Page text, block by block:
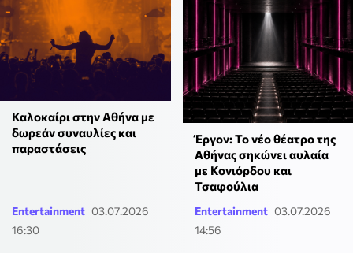
Καλοκαίρι στην Αθήνα με
δωρεάν συναυλίες και
παραστάσεις
Entertainment 03.07.2026
16:30
Έργον: Το νέο θέατρο της
Αθήνας σηκώνει αυλαία
με Κονιόρδου και
Τσαφούλια
Entertainment 03.07.2026
14:56